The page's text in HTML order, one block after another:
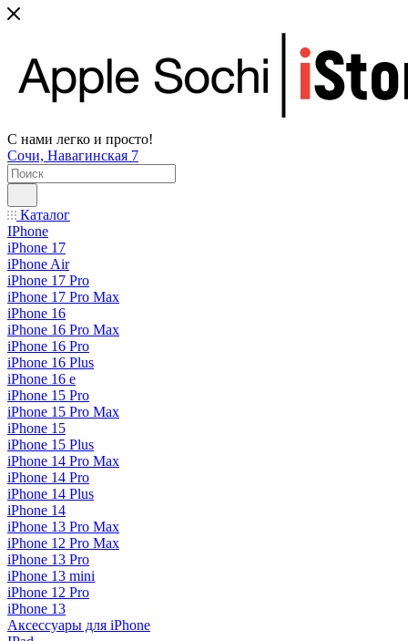
С нами легко и просто!
Сочи, Навагинская 7
Каталог
IPhone
iPhone 17
iPhone Air
iPhone 17 Pro
iPhone 17 Pro Max
iPhone 16
iPhone 16 Pro Max
iPhone 16 Pro
iPhone 16 Plus
iPhone 16 e
iPhone 15 Pro
iPhone 15 Pro Max
iPhone 15
iPhone 15 Plus
iPhone 14 Pro Max
iPhone 14 Pro
iPhone 14 Plus
iPhone 14
iPhone 13 Pro Max
iPhone 12 Pro Max
iPhone 13 Pro
iPhone 13 mini
iPhone 12 Pro
iPhone 13
Аксессуары для iPhone